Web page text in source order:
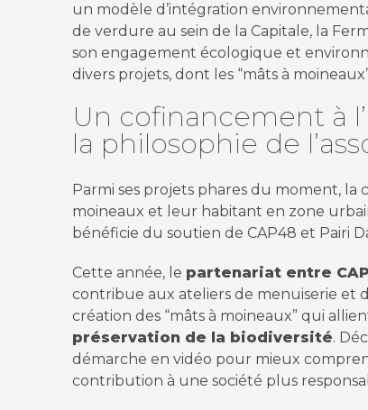
un modèle d’intégration
de verdure au sein de la Capitale, la
son engagement écologique et
divers projets, dont les “mâts à
Un cofinancement à
la philosophie de
Parmi ses projets phares du moment, la
moineaux et leur habitant en zone
bénéficie du soutien de CAP48 et Pairi
Cette année, le partenariat entre
contribue aux ateliers de menuiserie et
création des “mâts à moineaux” qui
préservation de la biodiversité.
démarche en vidéo pour mieux
contribution à une société plus